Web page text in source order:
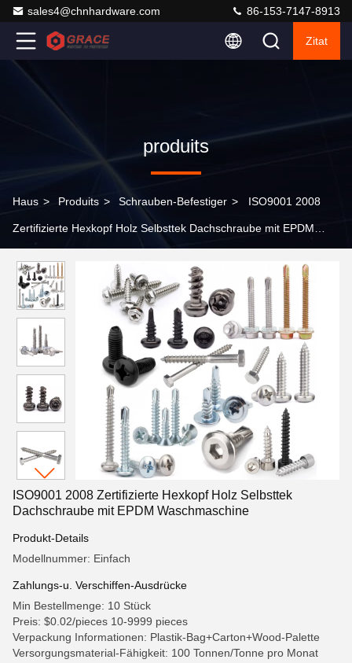
sales4@chnhardware.com 86-153-7147-8913
Zitat
produits
Haus > Produits > Schrauben-Befestiger > ISO9001 2008
Zertifizierte Hexkopf Holz Selbsttek Dachschraube mit EPDM
ISO9001 2008 Zertifizierte Hexkopf Holz Selbsttek
Dachschraube mit EPDM Waschmaschine
Produkt-Details
Modellnummer: Einfach
Zahlungs-u. Verschiffen-Ausdrücke
Min Bestellmenge: 10 Stück
Preis: $0.02/pieces 10-9999 pieces
Verpackung Informationen: Plastik-Bag+Carton+Wood-Palette
Versorgungsmaterial-Fähigkeit: 100 Tonnen/Tonne pro Monat